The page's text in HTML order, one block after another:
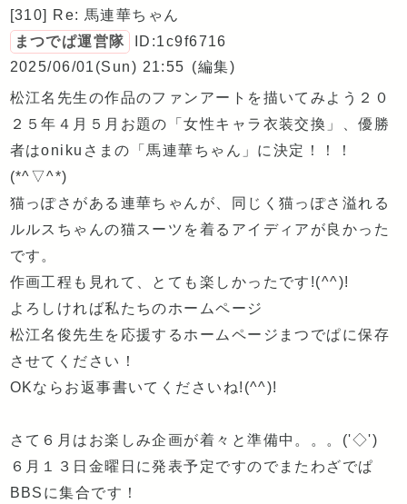
[310] Re: 馬連華ちゃん
まつでぱ運営隊
ID:1c9f6716
2025/06/01(Sun) 21:55 (編集)
松江名先生の作品のファンアートを描いてみよう２０
２５年４月５月お題の「女性キャラ衣装交換」、優勝
者はonikuさまの「馬連華ちゃん」に決定！！！
(*^▽^*)
猫っぽさがある連華ちゃんが、同じく猫っぽさ溢れる
ルルスちゃんの猫スーツを着るアイディアが良かった
です。
作画工程も見れて、とても楽しかったです!(^^)!
よろしければ私たちのホームページ
松江名俊先生を応援するホームページまつでぱに保存
させてください！
OKならお返事書いてくださいね!(^^)!
さて６月はお楽しみ企画が着々と準備中。。。('◇')ゞ
６月１３日金曜日に発表予定ですのでまたわざでぱ
BBSに集合です！